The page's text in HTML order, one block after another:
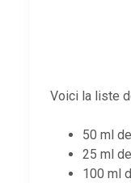
Voici la liste
50 ml
25 ml
100 ml